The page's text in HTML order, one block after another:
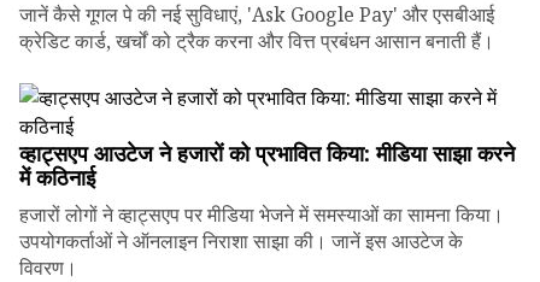
जानें कैसे गूगल पे की नई सुविधाएं, 'Ask Google Pay' और एसबीआई
क्रेडिट कार्ड, खर्चों को ट्रैक करना और वित्त प्रबंधन आसान बनाती हैं।
व्हाट्सएप आउटेज ने हजारों को प्रभावित किया: मीडिया साझा करने
में कठिनाई
हजारों लोगों ने व्हाट्सएप पर मीडिया भेजने में समस्याओं का सामना किया।
उपयोगकर्ताओं ने ऑनलाइन निराशा साझा की। जानें इस आउटेज के
विवरण।